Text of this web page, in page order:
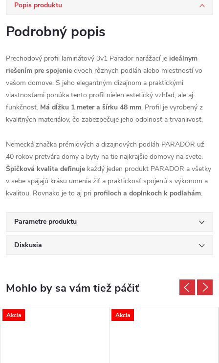
Popis produktu
Podrobný popis
Prechodový profil laminátový 3v1 Parador narážací je ideálnym
riešením pre spojenie dvoch rôznych podláh alebo miestností vo
vašom domove. S jeho elegantným dizajnom a praktickými
vlastnosťami ponúka tento profil nielen estetický vzhľad, ale aj
funkčnosť. Má dĺžku 1 meter a šírku 48 mm. Profil je vyrobený z
kvalitných materiálov, čo zabezpečuje jeho odolnosť a trvanlivosť.
Nemecká značka prémiových a dizajnových podláh PARADOR už
40 rokov pretvára domy a byty na tie najkrajšie domovy na svete.
Špičková kvalita definuje každý jeden produkt PARADOR a všetky
v sebe spájajú krásu umenia žiť a praktickosť spojenú s výkonom a
kvalitou. Rovnako je to aj pri profiloch a doplnkoch k podlahám.
Parametre produktu
Diskusia
Akcia Akcia